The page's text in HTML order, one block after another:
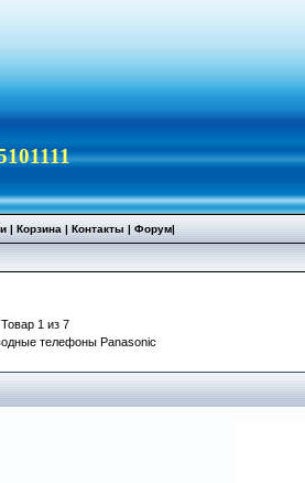
| Корзина | Контакты | Форум|
Товар 1 из 7
телефоны Panasonic